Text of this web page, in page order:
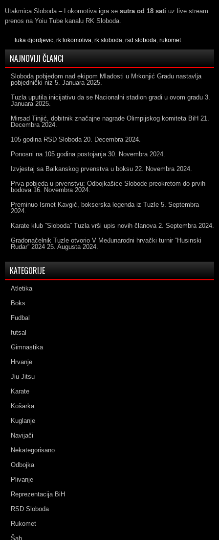
Utakmica Sloboda – Lokomotiva igra se sutra od 18 sati uz live stream
prenos na Yoiu Tube kanalu RK Sloboda.
luka djordjevic rk lokomotiva rk sloboda rsd sloboda rukomet
NAJNOVIJI ČLANCI
Sloboda pobjedom nad ekipom Mladosti u Mrkonjić Gradu nastavlja
pobjednički niz 5. Januara 2025.
Tuzla uputila inicijativu da se Nacionalni stadion gradi u ovom gradu 3.
Januara 2025.
Mirsad Tinjić, dobitnik značajne nagrade Olimpijskog komiteta BiH 21.
Decembra 2024.
105 godina RSD Sloboda 20. Decembra 2024.
Ponosni na 105 godina postojanja 30. Novembra 2024.
Izvjestaj sa Balkanskog prvenstva u boksu 22. Novembra 2024.
Prva pobjeda u prvenstvu: Odbojkašice Slobode preokretom do prvih
bodova 16. Novembra 2024.
Preminuo Ismet Kavgić, bokserska legenda iz Tuzle 5. Septembra
2024.
Karate klub ˝Sloboda˝ Tuzla vrši upis novih članova 2. Septembra 2024.
Gradonačelnik Tuzle otvorio V Međunarodni hrvački turnir “Husinski
Rudar” 2024 25. Augusta 2024.
KATEGORIJE
Atletika
Boks
Fudbal
futsal
Gimnastika
Hrvanje
Jiu Jitsu
Karate
Košarka
Kuglanje
Navijači
Nekategorisano
Odbojka
Plivanje
Reprezentacija BiH
RSD Sloboda
Rukomet
Šah